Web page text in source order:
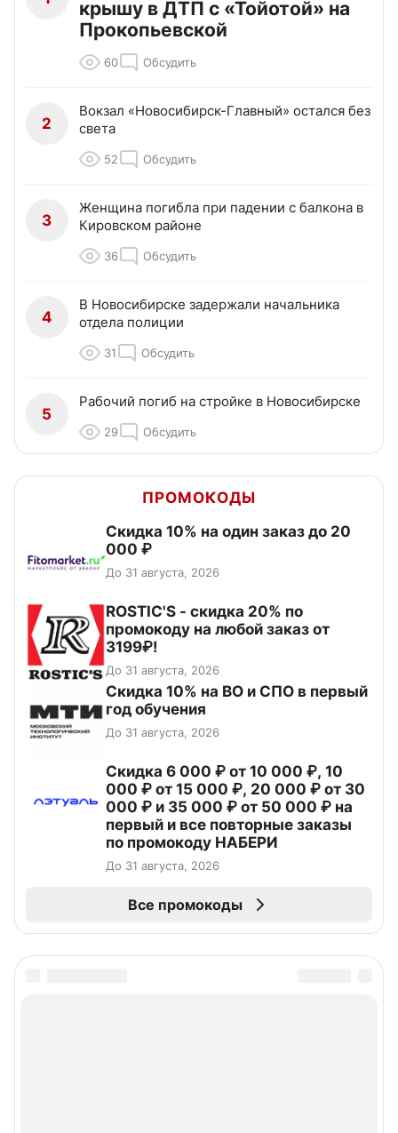
крышу в ДТП с «Тойотой» на
Прокопьевской
60 Обсудить
2
Вокзал «Новосибирск-Главный» остался без
света
52 Обсудить
3
Женщина погибла при падении с балкона в
Кировском районе
36 Обсудить
4
В Новосибирске задержали начальника
отдела полиции
31 Обсудить
5
Рабочий погиб на стройке в Новосибирске
29 Обсудить
ПРОМОКОДЫ
Скидка 10% на один заказ до 20
000 ₽
До 31 августа, 2026
ROSTIC'S - скидка 20% по
промокоду на любой заказ от
3199₽!
До 31 августа, 2026
Скидка 10% на ВО и СПО в первый
год обучения
До 31 августа, 2026
Скидка 6 000 ₽ от 10 000 ₽, 10
000 ₽ от 15 000 ₽, 20 000 ₽ от 30
000 ₽ и 35 000 ₽ от 50 000 ₽ на
первый и все повторные заказы
по промокоду НАБЕРИ
До 31 августа, 2026
Все промокоды